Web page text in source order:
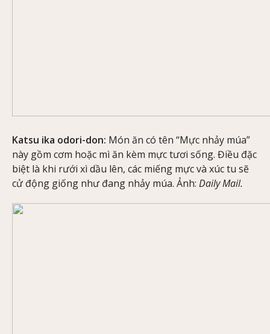
Katsu ika odori-don: Món ăn có tên “Mực nhảy múa”
này gồm cơm hoặc mì ăn kèm mực tươi sống. Điều đặc
biệt là khi rưới xì dầu lên, các miếng mực và xúc tu sẽ
cử động giống như đang nhảy múa. Ảnh: Daily Mail.